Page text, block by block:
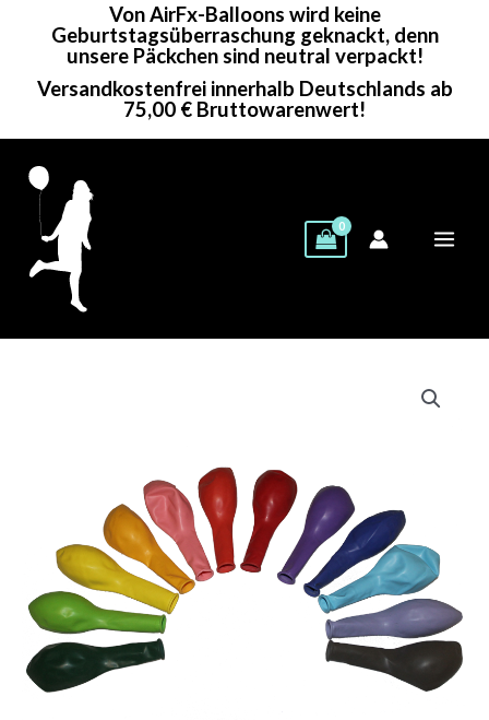
Von AirFx-Balloons wird keine
Geburtstagsüberraschung geknackt, denn
unsere Päckchen sind neutral verpackt!
Versandkostenfrei innerhalb Deutschlands ab
75,00 € Bruttowarenwert!
Menge